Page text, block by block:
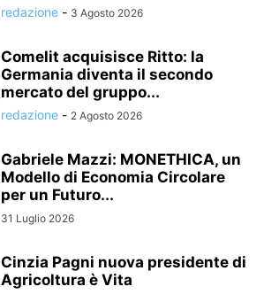
redazione - 3 Agosto 2026
Comelit acquisisce Ritto: la
Germania diventa il secondo
mercato del gruppo...
redazione - 2 Agosto 2026
Gabriele Mazzi: MONETHICA, un
Modello di Economia Circolare
per un Futuro...
31 Luglio 2026
Cinzia Pagni nuova presidente di
Agricoltura è Vita